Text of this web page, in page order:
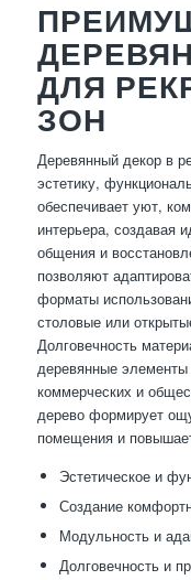
ДЛЯ
ЗОН
Деревянный декор в
эстетику,
обеспечивает уют,
интерьера, создавая
общения и
позволяют
форматы
столовые или
Долговечность
деревянные
коммерческих и
дерево формирует
помещения и
Эстетическое и
Создание
Модульность и
Долговечность и